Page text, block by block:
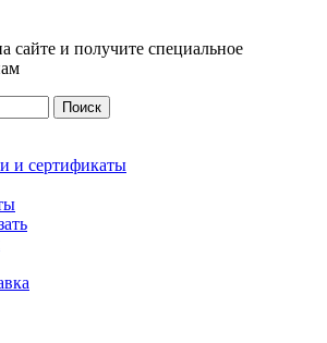
сайте и получите специальное
Поиск
и сертификаты